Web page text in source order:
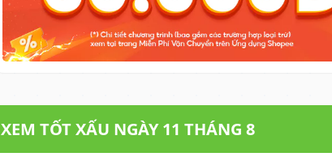
XEM TỐT XẤU NGÀY 11 THÁNG 8